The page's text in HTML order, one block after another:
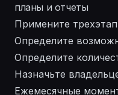
планы и отчеты
Примените
Определите
Определите
Назначьте
Ежемесячные